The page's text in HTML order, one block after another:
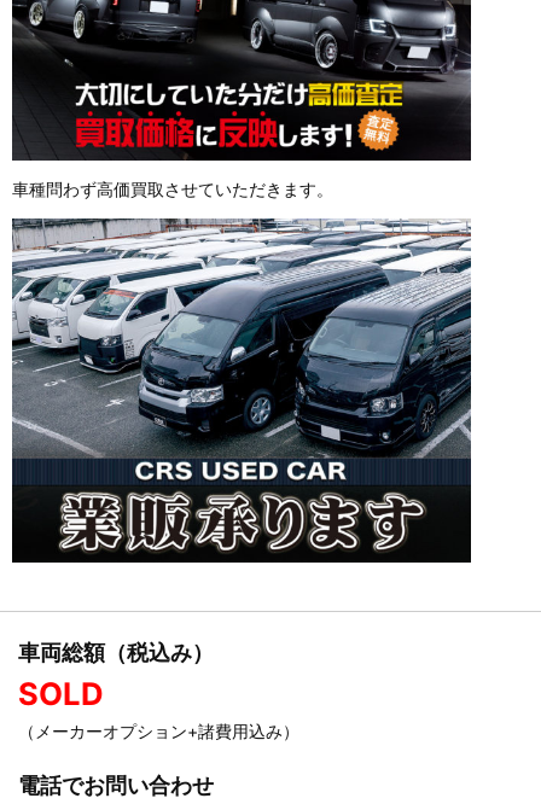
車種問わず高価買取させていただきます。
車両総額（税込み）
SOLD
（メーカーオプション+諸費用込み）
電話でお問い合わせ